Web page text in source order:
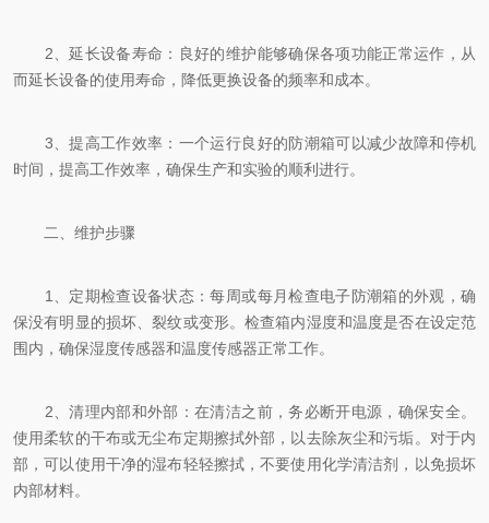
2、延长设备寿命：良好的维护能够确保各项功能正常运作，从
而延长设备的使用寿命，降低更换设备的频率和成本。
3、提高工作效率：一个运行良好的防潮箱可以减少故障和停机
时间，提高工作效率，确保生产和实验的顺利进行。
二、维护步骤
1、定期检查设备状态：每周或每月检查电子防潮箱的外观，确
保没有明显的损坏、裂纹或变形。检查箱内湿度和温度是否在设定范
围内，确保湿度传感器和温度传感器正常工作。
2、清理内部和外部：在清洁之前，务必断开电源，确保安全。
使用柔软的干布或无尘布定期擦拭外部，以去除灰尘和污垢。对于内
部，可以使用干净的湿布轻轻擦拭，不要使用化学清洁剂，以免损坏
内部材料。